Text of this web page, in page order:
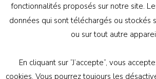
Génération Athée
fonctionnalités proposés sur notre site.
données qui sont téléchargés ou stockés
ou sur tout autre
En cliquant sur ”J’accepte”, vous
cookies. Vous pourrez toujours les